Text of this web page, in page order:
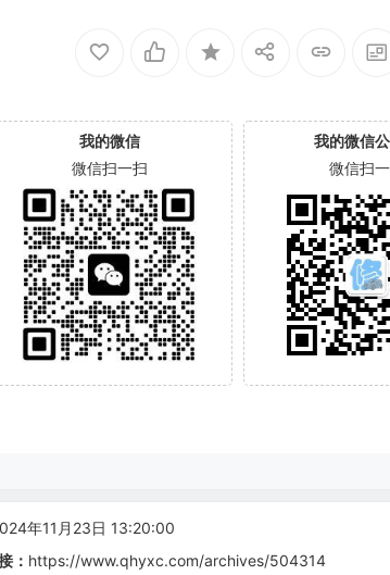
我的微信
微信扫一扫
我的微信
微信扫
年11月23日 13:20:00
： https://www.qhyxc.com/archives/504314